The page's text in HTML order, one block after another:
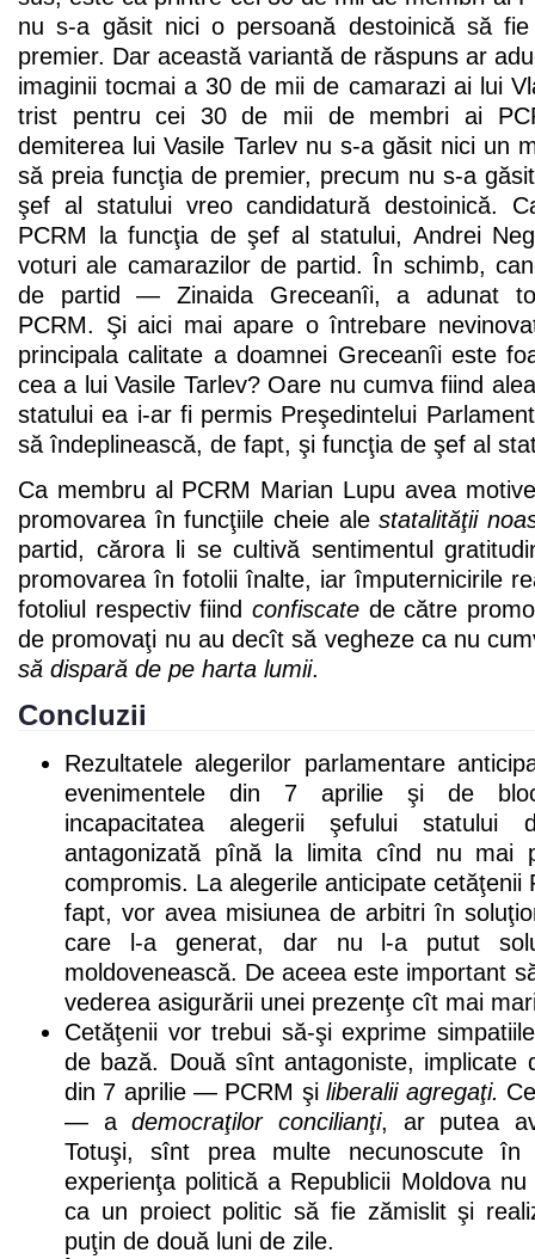
nu s-a găsit nici o persoană destoinică să
premier. Dar această variantă de răspuns ar
imaginii tocmai a 30 de mii de camarazi ai lui
trist pentru cei 30 de mii de membri ai
demiterea lui Vasile Tarlev nu s-a găsit nici un
să preia funcţia de premier, precum nu s-a
şef al statului vreo candidatură destoinică.
PCRM la funcţia de şef al statului, Andrei
voturi ale camarazilor de partid. În schimb,
de partid — Zinaida Greceanîi, a adunat
PCRM. Şi aici mai apare o întrebare
principala calitate a doamnei Greceanîi este
cea a lui Vasile Tarlev? Oare nu cumva fiind
statului ea i-ar fi permis Preşedintelui
să îndeplinească, de fapt, şi funcţia de şef al
Ca membru al PCRM Marian Lupu avea
promovarea în funcţiile cheie alestatalităţii
partid, cărora li se cultivă sentimentul
promovarea în fotolii înalte, iar împuternicirile
fotoliul respectiv fiind confiscatede către
de promovaţi nu au decît să vegheze ca nu
să dispară de pe harta lumii.
Concluzii
Rezultatele alegerilor parlamentare
evenimentele din 7 aprilie şi de
incapacitatea alegerii şefului
antagonizată pînă la limita cînd nu mai
compromis. La alegerile anticipate cetăţenii
fapt, vor avea misiunea de arbitri în
care l-a generat, dar nu l-a putut
moldovenească. De aceea este important
vederea asigurării unei prezenţe cît mai
Cetăţenii vor trebui să-şi exprime
de bază. Două sînt antagoniste, implicate
din 7 aprilie — PCRM şiliberalii agregaţi.
— ademocraţilor concilianţi, ar putea
Totuşi, sînt prea multe necunoscute în
experienţa politică a Republicii Moldova
ca un proiect politic să fie zămislit şi
puţin de două luni de zile.